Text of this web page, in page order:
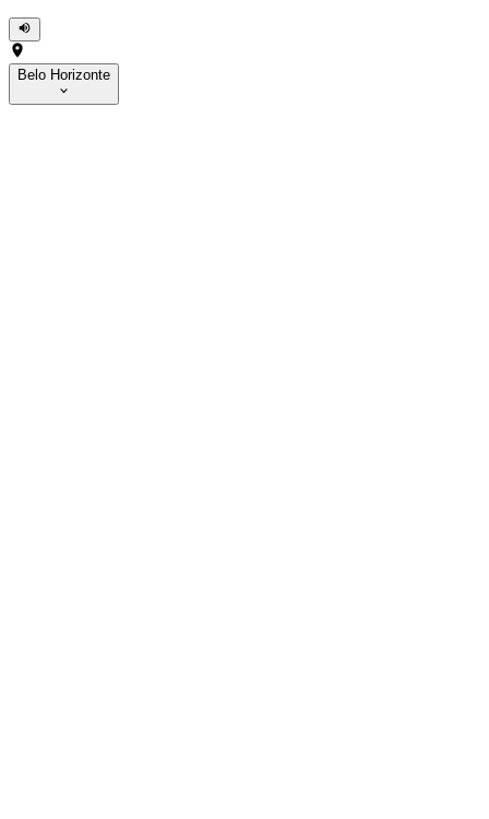
Belo Horizonte